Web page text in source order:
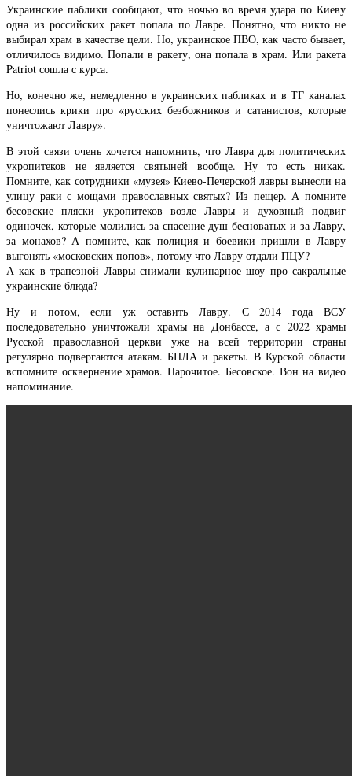
Украинские паблики сообщают, что ночью во время удара по Киеву
одна из российских ракет попала по Лавре. Понятно, что никто не
выбирал храм в качестве цели. Но, украинское ПВО, как часто бывает,
отличилось видимо. Попали в ракету, она попала в храм. Или ракета
Patriot сошла с курса.
Но, конечно же, немедленно в украинских пабликах и в ТГ каналах
понеслись крики про «русских безбожников и сатанистов, которые
уничтожают Лавру».
В этой связи очень хочется напомнить, что Лавра для политических
укропитеков не является святыней вообще. Ну то есть никак.
Помните, как сотрудники «музея» Киево-Печерской лавры вынесли на
улицу раки с мощами православных святых? Из пещер. А помните
бесовские пляски укропитеков возле Лавры и духовный подвиг
одиночек, которые молились за спасение душ бесноватых и за Лавру,
за монахов? А помните, как полиция и боевики пришли в Лавру
выгонять «московских попов», потому что Лавру отдали ПЦУ?
А как в трапезной Лавры снимали кулинарное шоу про сакральные
украинские блюда?
Ну и потом, если уж оставить Лавру. С 2014 года ВСУ
последовательно уничтожали храмы на Донбассе, а с 2022 храмы
Русской православной церкви уже на всей территории страны
регулярно подвергаются атакам. БПЛА и ракеты. В Курской области
вспомните осквернение храмов. Нарочитое. Бесовское. Вон на видео
напоминание.